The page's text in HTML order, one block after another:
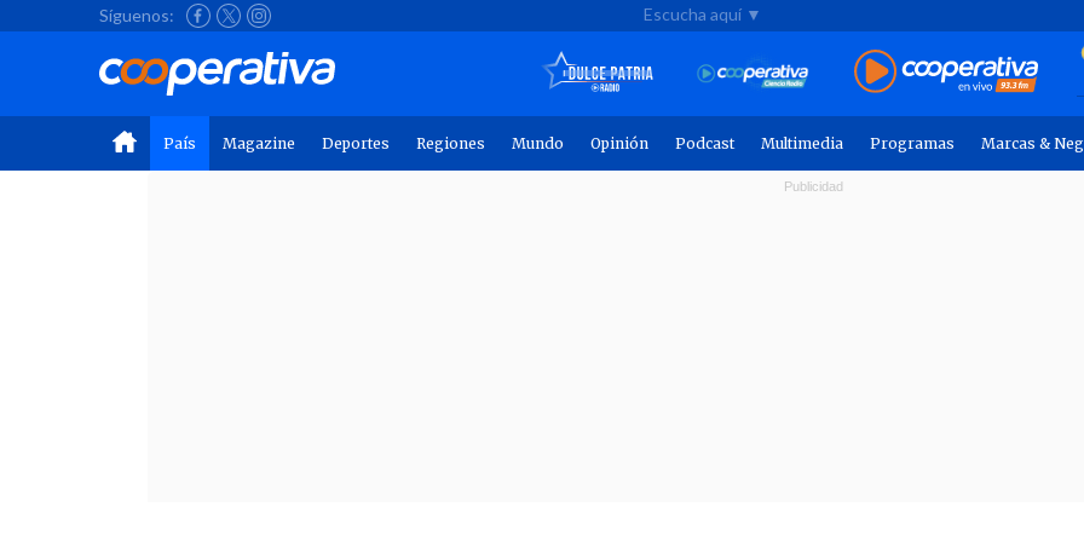
Síguenos: Escucha aquí ▼
País Magazine Deportes Regiones Mundo Opinión Podcast Multimedia Programas Marcas &